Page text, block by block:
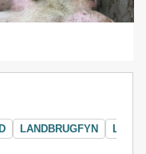
LANDBRUGFYN